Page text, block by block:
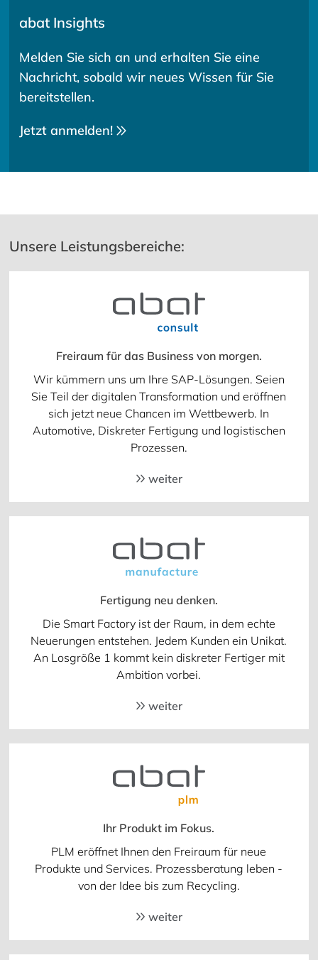
abat Insights
Melden Sie sich an und erhalten Sie eine
Nachricht, sobald wir neues Wissen für Sie
bereitstellen.
Jetzt anmelden!
Unsere Leistungsbereiche:
Freiraum für das Business von morgen.
Wir kümmern uns um Ihre SAP-Lösungen. Seien
Sie Teil der digitalen Transformation und eröffnen
sich jetzt neue Chancen im Wettbewerb. In
Automotive, Diskreter Fertigung und logistischen
Prozessen.
weiter
Fertigung neu denken.
Die Smart Factory ist der Raum, in dem echte
Neuerungen entstehen. Jedem Kunden ein Unikat.
An Losgröße 1 kommt kein diskreter Fertiger mit
Ambition vorbei.
weiter
Ihr Produkt im Fokus.
PLM eröffnet Ihnen den Freiraum für neue
Produkte und Services. Prozessberatung leben -
von der Idee bis zum Recycling.
weiter